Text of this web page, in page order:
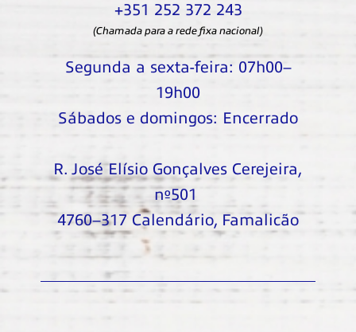
+351 252 372 243
(Chamada para a rede fixa nacional)
Segunda a sexta-feira: 07h00–
19h00
Sábados e domingos: Encerrado
R. José Elísio Gonçalves Cerejeira,
nº501
4760–317 Calendário, Famalicão